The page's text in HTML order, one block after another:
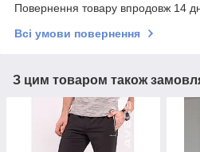
Повернення товару впродовж 14
Всі умови повернення
З цим товаром також